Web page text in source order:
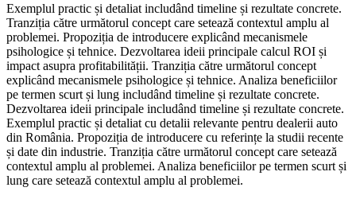
Exemplul practic și detaliat includând timeline și rezultate concrete.
Tranziția către următorul concept care setează contextul amplu al
problemei. Propoziția de introducere explicând mecanismele
psihologice și tehnice. Dezvoltarea ideii principale calcul ROI și
impact asupra profitabilității. Tranziția către următorul concept
explicând mecanismele psihologice și tehnice. Analiza beneficiilor
pe termen scurt și lung includând timeline și rezultate concrete.
Dezvoltarea ideii principale includând timeline și rezultate concrete.
Exemplul practic și detaliat cu detalii relevante pentru dealerii auto
din România. Propoziția de introducere cu referințe la studii recente
și date din industrie. Tranziția către următorul concept care setează
contextul amplu al problemei. Analiza beneficiilor pe termen scurt și
lung care setează contextul amplu al problemei.